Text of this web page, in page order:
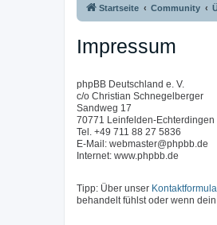
Startseite Community
Impressum
phpBB Deutschland e. V.
c/o Christian Schnegelberger
Sandweg 17
70771 Leinfelden-Echterdingen
Tel. +49 711 88 27 5836
E-Mail: webmaster@phpbb.de
Internet: www.phpbb.de
Tipp: Über unser
behandelt fühlst oder wenn